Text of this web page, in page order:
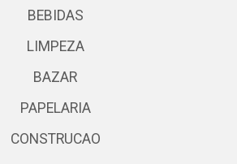
BEBIDAS
LIMPEZA
BAZAR
PAPELARIA
CONSTRUCAO